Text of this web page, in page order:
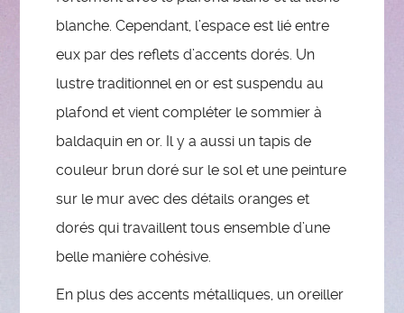
blanche. Cependant, l’espace est lié entre
eux par des reflets d’accents dorés. Un
lustre traditionnel en or est suspendu au
plafond et vient compléter le sommier à
baldaquin en or. Il y a aussi un tapis de
couleur brun doré sur le sol et une peinture
sur le mur avec des détails oranges et
dorés qui travaillent tous ensemble d’une
belle manière cohésive.
En plus des accents métalliques, un oreiller